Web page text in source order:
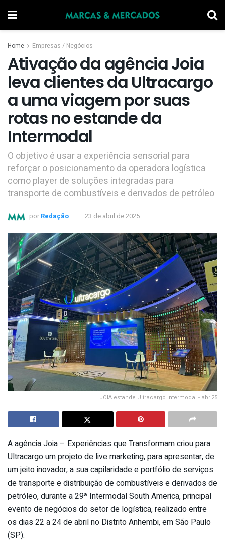
Home Empresas / Negócios
Ativação da agência Joia
leva clientes da Ultracargo
a uma viagem por suas
rotas no estande da
Intermodal
O objetivo é usar a experiência sensorial para
reforçar o posicionamento da operadora logística
como player de soluções integradas para
transporte de combustíveis e derivados de petróleo
por Redação 23 de abril de 2025
JOIA estande Ultracargo Intermodal - abr.25
A agência Joia – Experiências que Transformam criou para
Ultracargo um projeto de live marketing, para apresentar, de
um jeito inovador, a sua capilaridade e portfólio de serviços
de transporte e distribuição de combustíveis e derivados de
petróleo, durante a 29ª Intermodal South America, principal
evento de negócios do setor de logística, realizado entre
os dias 22 a 24 de abril no Distrito Anhembi, em São Paulo
(SP).